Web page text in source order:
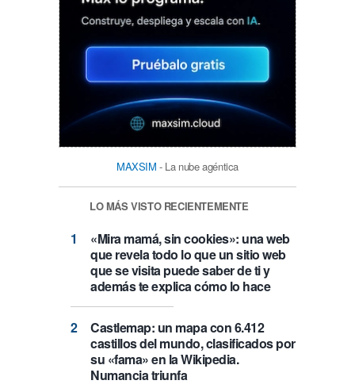
MAXSIM - La nube agéntica
LO MÁS VISTO RECIENTEMENTE
«Mira mamá, sin cookies»: una web
que revela todo lo que un sitio web
que se visita puede saber de ti y
además te explica cómo lo hace
Castlemap: un mapa con 6.412
castillos del mundo, clasificados por
su «fama» en la Wikipedia.
Numancia triunfa